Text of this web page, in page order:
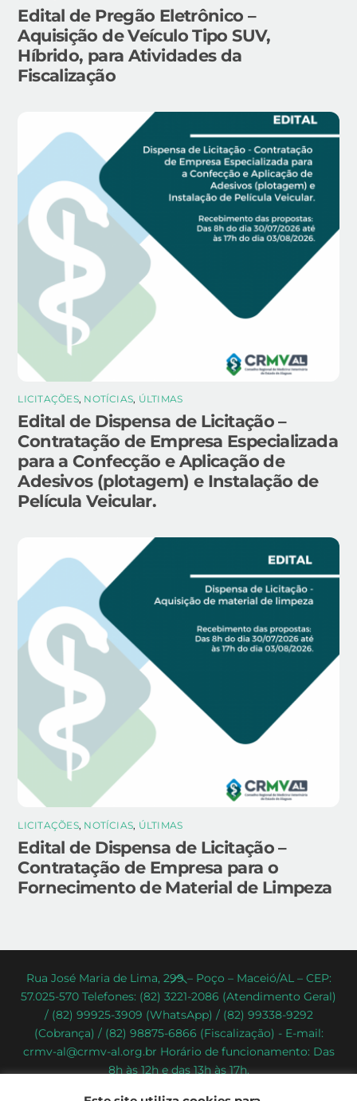
Edital de Pregão Eletrônico –
Aquisição de Veículo Tipo SUV,
Híbrido, para Atividades da
Fiscalização
LICITAÇÕES, NOTÍCIAS, ÚLTIMAS
Edital de Dispensa de Licitação –
Contratação de Empresa Especializada
para a Confecção e Aplicação de
Adesivos (plotagem) e Instalação de
Película Veicular.
LICITAÇÕES, NOTÍCIAS, ÚLTIMAS
Edital de Dispensa de Licitação –
Contratação de Empresa para o
Fornecimento de Material de Limpeza
Back
To
Top
Rua José Maria de Lima, 299 – Poço – Maceió/AL – CEP:
57.025-570 Telefones: (82) 3221-2086 (Atendimento Geral)
/ (82) 99925-3909 (WhatsApp) / (82) 99338-9292
(Cobrança) / (82) 98875-6866 (Fiscalização) - E-mail:
crmv-al@crmv-al.org.br Horário de funcionamento: Das
8h às 12h e das 13h às 17h.